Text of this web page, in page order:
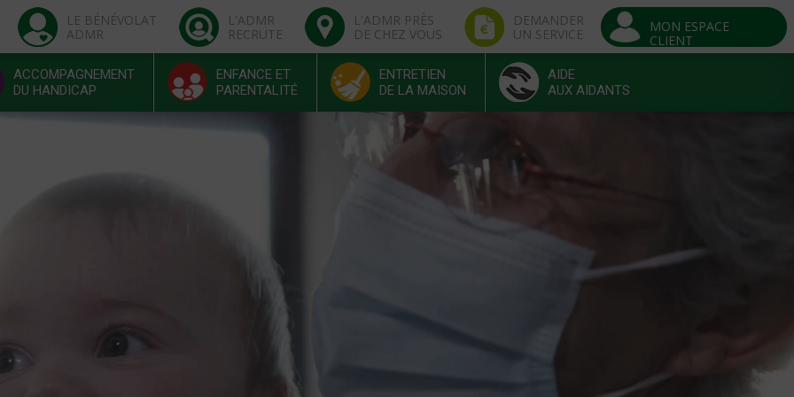
LE BÉNÉVOLAT
ADMR
L'ADMR
RECRUTE
L'ADMR PRÈS
DE CHEZ VOUS
DEMANDER
UN SERVICE
MON ESPACE
CLIENT
ACCOMPAGNEMENT
DU HANDICAP
ENFANCE ET
PARENTALITÉ
ENTRETIEN
DE LA MAISON
AIDE
AUX AIDANTS